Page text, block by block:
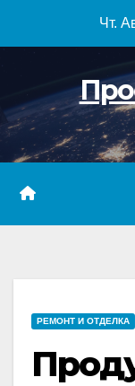
Чт.
РЕМОНТ И ОТДЕЛКА